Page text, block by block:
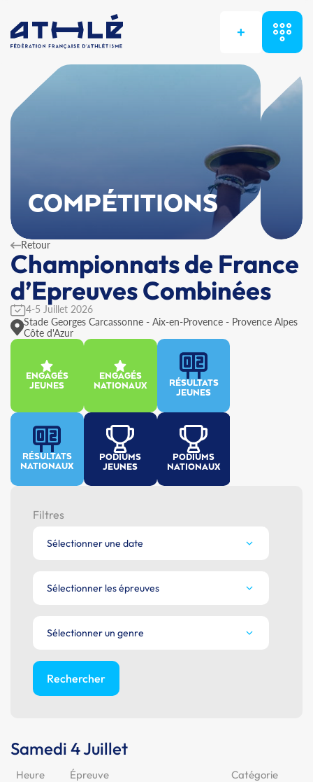
+
COMPÉTITIONS
Retour
Championnats de France
d’Epreuves Combinées
4-5 Juillet 2026
Stade Georges Carcassonne - Aix-en-Provence - Provence Alpes
Côte d'Azur
ENGAGÉS
JEUNES
ENGAGÉS
NATIONAUX
RÉSULTATS
JEUNES
RÉSULTATS
NATIONAUX
PODIUMS
JEUNES
PODIUMS
NATIONAUX
Filtres
Sélectionner une date
Sélectionner les épreuves
Sélectionner un genre
Rechercher
Samedi 4 Juillet
Heure Épreuve Catégorie